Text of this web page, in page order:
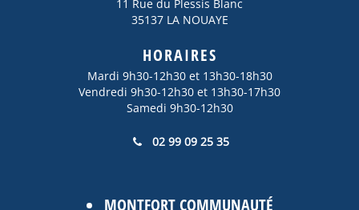
11 Rue du Plessis Blanc
35137 LA NOUAYE
HORAIRES
Mardi 9h30-12h30 et 13h30-18h30
Vendredi 9h30-12h30 et 13h30-17h30
Samedi 9h30-12h30
02 99 09 25 35
MONTFORT COMMUNAUTÉ